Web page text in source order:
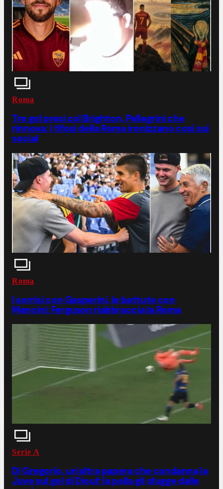
Roma
Tre gol presi col Brighton, Pellegrini che
rinnova: i tifosi della Roma ironizzano così sui
social
Roma
I sorrisi con Gasperini, le battute con
Mancini: Ferguson riabbraccia la Roma
Serie A
Di Gregorio, un'altra papera che condanna la
Juve sul gol di Diouf: la palla gli sfugge dalle